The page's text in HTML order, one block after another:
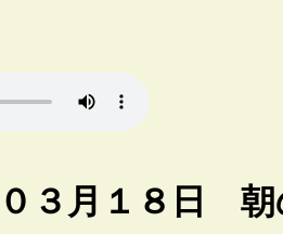
３月１８日 朝